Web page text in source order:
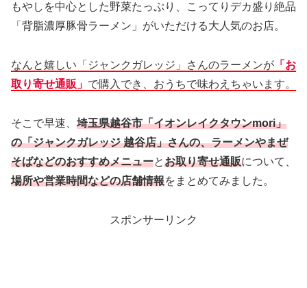
もやしを中心とした野菜たっぷり、こってりデカ盛り絶品
「背脂濃厚豚骨ラーメン」がいただける大人気のお店。
なんと嬉しい「ジャンクガレッジ」さんのラーメンが 「お
取り寄せ通販」 で購入でき、おうちで味わえちゃいます。
そこで早速、 埼玉県越谷市「イオンレイクタウンmori」
の「ジャンクガレッジ 越谷店」さんの、ラーメンやまぜ
そばなどのおすすめメニューとお取り寄せ通販について、
場所や営業時間などの店舗情報をまとめてみました。
スポンサーリンク